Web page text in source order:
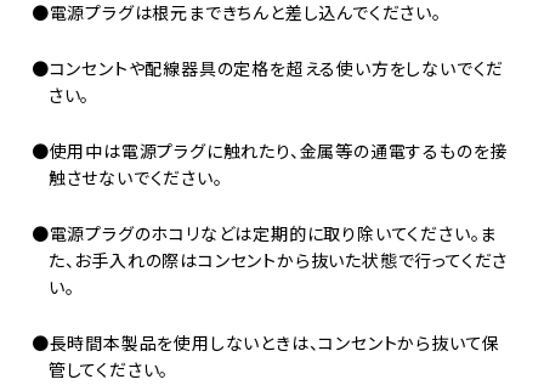
●電源プラグは根元まできちんと差し込んでください。
●コンセントや配線器具の定格を超える使い方をしないでくだ
さい。
●使用中は電源プラグに触れたり、金属等の通電するものを接
触させないでください。
●電源プラグのホコリなどは定期的に取り除いてください。ま
た、お手入れの際はコンセントから抜いた状態で行ってくださ
い。
●長時間本製品を使用しないときは、コンセントから抜いて保
管してください。